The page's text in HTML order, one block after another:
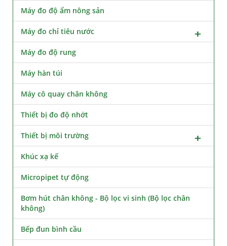
Máy đo độ ẩm nông sản
Máy đo chỉ tiêu nước
Máy đo độ rung
Máy hàn túi
Máy cô quay chân không
Thiết bị đo độ nhớt
Thiết bị môi trường
Khúc xạ kế
Micropipet tự động
Bơm hút chân không - Bộ lọc vi sinh (Bộ lọc chân
không)
Bếp đun bình cầu